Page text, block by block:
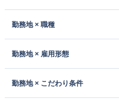
勤務地 × 職種
勤務地 × 雇用形態
勤務地 × こだわり条件